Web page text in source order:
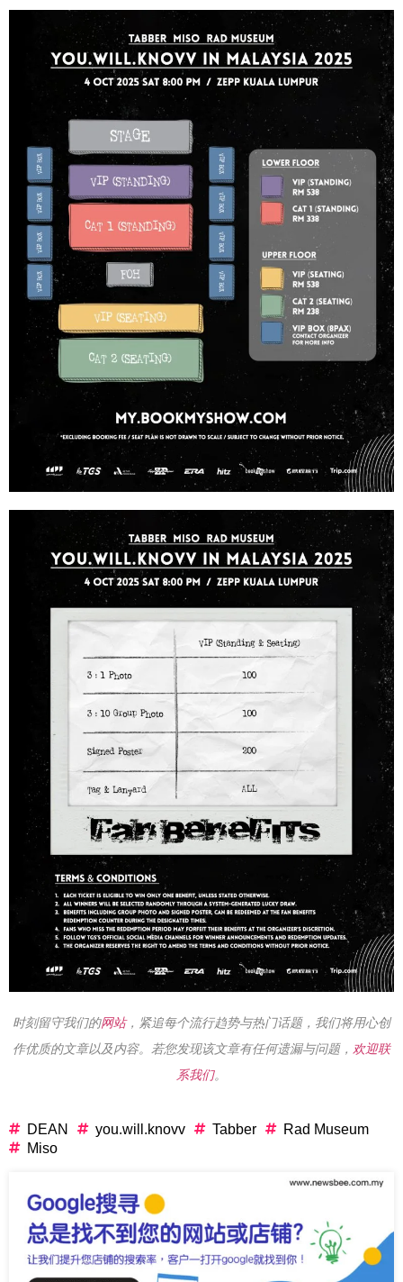
时刻留守我们的网站，紧追每个流行趋势与热门话题，我们将用心创
作优质的文章以及内容。若您发现该文章有任何遗漏与问题， 欢迎联
系我们。
DEAN you.will.knovv Tabber
Rad Museum
Miso